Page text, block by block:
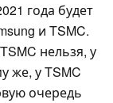
года будет
и TSMC.
нельзя, у
же, у TSMC
очередь